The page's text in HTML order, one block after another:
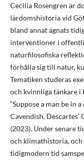
Cecilia Rosengren är
lärdomshistoria vid
bland annat ägnats
interventioner i
naturfilosofiska
förhålla sig till natur,
Tematiken studeras
och kvinnliga tänkare i
“Suppose a man be in
Cavendish,
(2023). Under senare
och klimathistoria, och
tidigmodern tid